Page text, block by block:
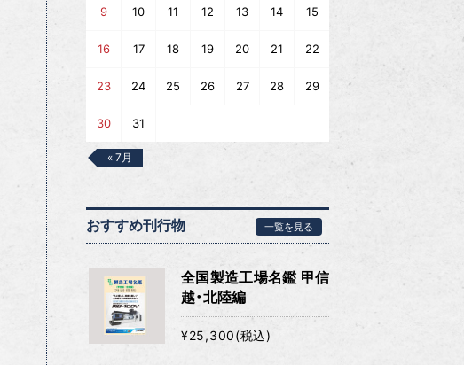
9 10 11 12 13 14 15
16 17 18 19 20 21 22
23 24 25 26 27 28 29
30 31
« 7月
おすすめ刊行物 一覧を見る
全国製造工場名鑑 甲信
越・北陸編
¥25,300(税込)